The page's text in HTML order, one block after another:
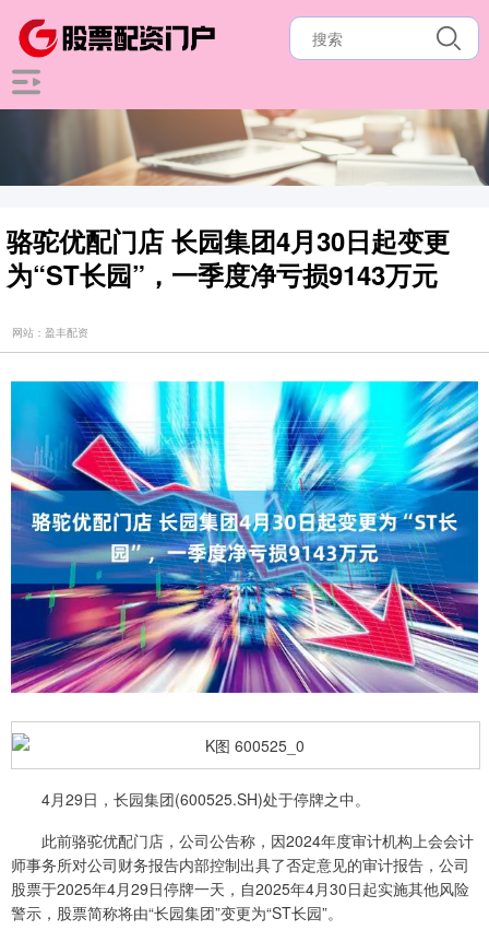
骆驼优配门店 长园集团4月30日起变更
为“ST长园”，一季度净亏损9143万元
网站：盈丰配资
4月29日，长园集团(600525.SH)处于停牌之中。
此前骆驼优配门店，公司公告称，因2024年度审计机构上会会计
师事务所对公司财务报告内部控制出具了否定意见的审计报告，公司
股票于2025年4月29日停牌一天，自2025年4月30日起实施其他风险
警示，股票简称将由“长园集团”变更为“ST长园”。